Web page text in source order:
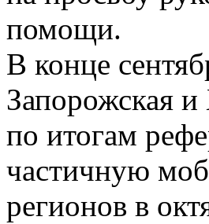
помощи.
В конце
Запорожская
по итогам
частичную
регионов в